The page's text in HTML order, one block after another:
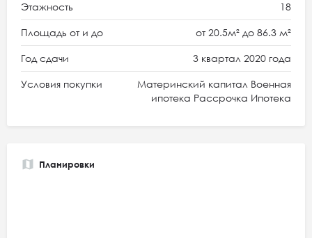
Этажность 18
Площадь от и до от 20.5м² до 86.3 м²
Год сдачи 3 квартал 2020 года
Условия покупки
Материнский капитал Военная
ипотека Рассрочка Ипотека
Планировки